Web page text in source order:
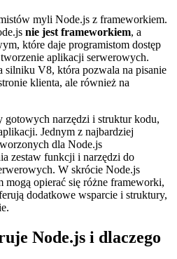
myli Node.js z frameworkiem.
nie jest frameworkiem, a
które daje programistom dostęp
aplikacji serwerowych.
silniku V8, która pozwala na pisanie
klienta, ale również na
narzędzi i struktur kodu,
Jednym z najbardziej
dla Node.js
zestaw funkcji i narzędzi do
W skrócie Node.js
mogą opierać się różne frameworki,
dodatkowe wsparcie i struktury,
Node.js i dlaczego